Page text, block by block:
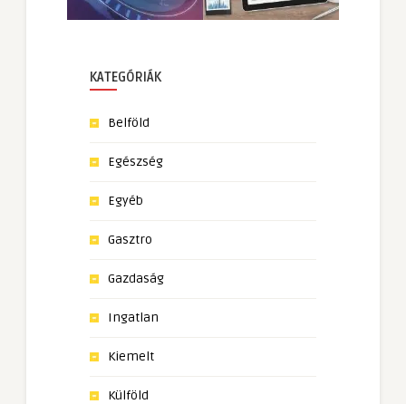
KATEGÓRIÁK
Belföld
Egészség
Egyéb
Gasztro
Gazdaság
Ingatlan
Kiemelt
Külföld